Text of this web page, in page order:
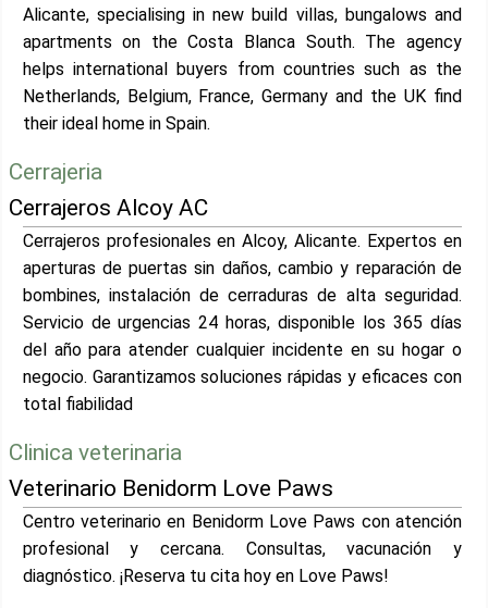
Alicante, specialising in new build villas, bungalows and
apartments on the Costa Blanca South. The agency
helps international buyers from countries such as the
Netherlands, Belgium, France, Germany and the UK find
their ideal home in Spain.
Cerrajeria
Cerrajeros Alcoy AC
Cerrajeros profesionales en Alcoy, Alicante. Expertos en
aperturas de puertas sin daños, cambio y reparación de
bombines, instalación de cerraduras de alta seguridad.
Servicio de urgencias 24 horas, disponible los 365 días
del año para atender cualquier incidente en su hogar o
negocio. Garantizamos soluciones rápidas y eficaces con
total fiabilidad
Clinica veterinaria
Veterinario Benidorm Love Paws
Centro veterinario en Benidorm Love Paws con atención
profesional y cercana. Consultas, vacunación y
diagnóstico. ¡Reserva tu cita hoy en Love Paws!